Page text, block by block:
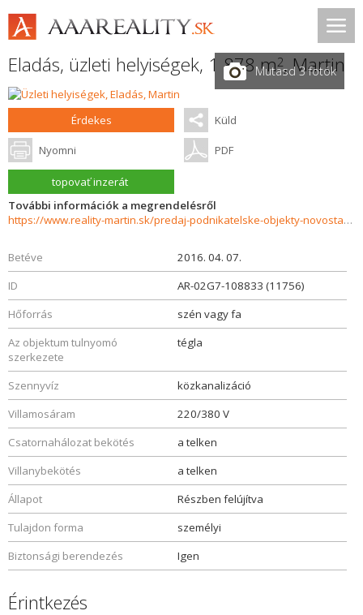
Eladás, üzleti helyiségek, 1 878 m2,Martin
Mutasd 3 fotók
Érdekes Küld
Nyomni PDF
topovať inzerát
További információk a megrendelésről
https://www.reality-martin.sk/predaj-podnikatelske-objekty-novostavby/Podnikatelsky-objekt-na-predaj-Martin-11756/?utm_source=areality&utm_medium=xml&utm_term=11756&utm_content=pozemok&utm_campaign=portaly
Betéve
2016. 04. 07.
ID
AR-02G7-108833 (11756)
Hőforrás
szén vagy fa
Az objektum tulnyomó
szerkezete
tégla
Szennyvíz
közkanalizáció
Villamosáram
220/380 V
Csatornahálozat bekötés
a telken
Villanybekötés
a telken
Állapot
Részben felújítva
Tulajdon forma
személyi
Biztonsági berendezés
Igen
Érintkezés